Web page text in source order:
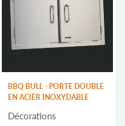
BBQ BULL - PORTE DOUBLE
EN ACIER INOXYDABLE
Décorations